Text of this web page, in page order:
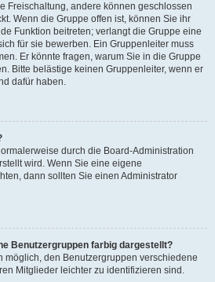
Freischaltung, andere können geschlossen
Wenn die Gruppe offen ist, können Sie ihr
Funktion beitreten; verlangt die Gruppe eine
für sie bewerben. Ein Gruppenleiter muss
Er könnte fragen, warum Sie in die Gruppe
Bitte belästige keinen Gruppenleiter, wenn er
dafür haben.
durch die Board-Administration
wird. Wenn Sie eine eigene
dann sollten Sie einen Administrator
Benutzergruppen farbig dargestellt?
möglich, den Benutzergruppen verschiedene
Mitglieder leichter zu identifizieren sind.